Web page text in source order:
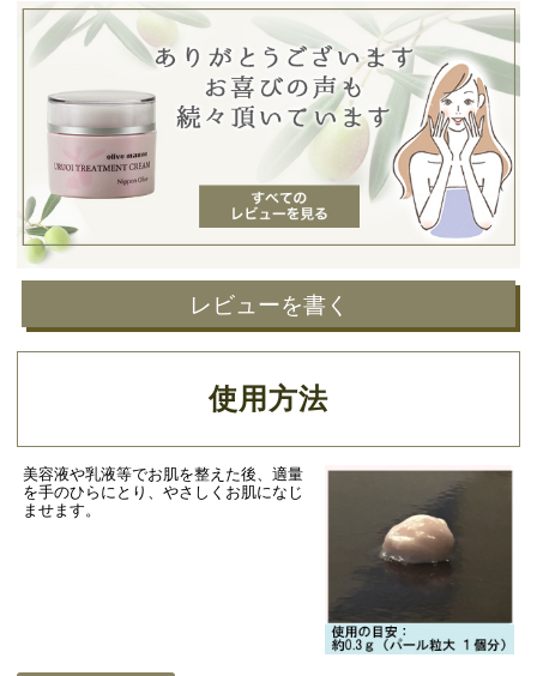
レビューを書く
使用方法
美容液や乳液等でお肌を整えた後、適量
を手のひらにとり、やさしくお肌になじ
ませます。